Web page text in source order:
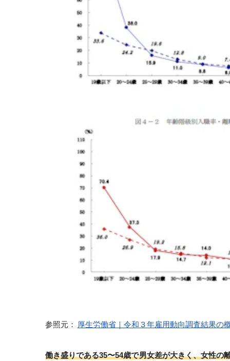
参照元： 厚生労働省｜令和３年雇用動向調査結果
働き盛りである35〜54歳で男女差が大きく、女性の